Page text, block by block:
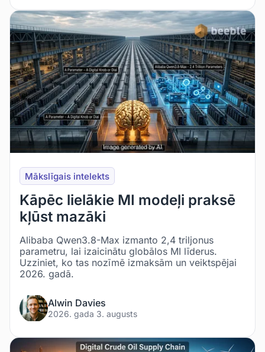
Mākslīgais intelekts
Kāpēc lielākie MI modeļi praksē
kļūst mazāki
Alibaba Qwen3.8-Max izmanto 2,4 triljonus
parametru, lai izaicinātu globālos MI līderus.
Uzziniet, ko tas nozīmē izmaksām un veiktspējai
2026. gadā.
Alwin Davies
2026. gada 3. augusts